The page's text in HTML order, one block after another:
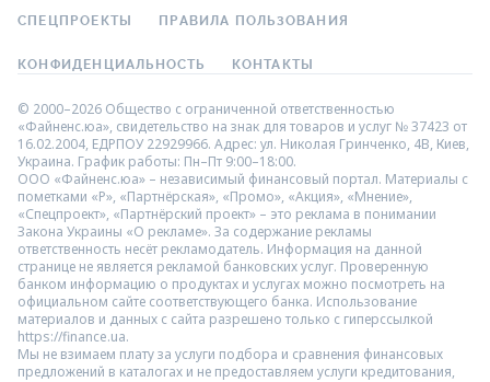
СПЕЦПРОЕКТЫ ПРАВИЛА ПОЛЬЗОВАНИЯ
КОНФИДЕНЦИАЛЬНОСТЬ КОНТАКТЫ
© 2000–2026 Общество с ограниченной ответственностью
«Файненс.юа», свидетельство на знак для товаров и услуг № 37423 от
16.02.2004, ЕДРПОУ 22929966. Адрес: ул. Николая Гринченко, 4В, Киев,
Украина. График работы: Пн–Пт 9:00–18:00.
ООО «Файненс.юа» – независимый финансовый портал. Материалы с
пометками «Р», «Партнёрская», «Промо», «Акция», «Мнение»,
«Спецпроект», «Партнёрский проект» – это реклама в понимании
Закона Украины «О рекламе». За содержание рекламы
ответственность несёт рекламодатель. Информация на данной
странице не является рекламой банковских услуг. Проверенную
банком информацию о продуктах и услугах можно посмотреть на
официальном сайте соответствующего банка. Использование
материалов и данных с сайта разрешено только с гиперссылкой
https://finance.ua.
Мы не взимаем плату за услуги подбора и сравнения финансовых
предложений в каталогах и не предоставляем услуги кредитования,